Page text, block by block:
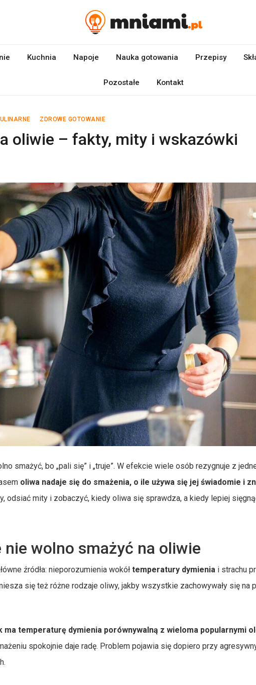
Kuchnia Napoje Nauka gotowania Przepisy
Pozostałe Kontakt
ZDROWE GOTOWANIE
oliwie – fakty, mity i wskazówki
smażyć, bo „pali się” i „truje”. W efekcie wiele osób rezygnuje z
oliwa nadaje się do smażenia, o ile używa się jej świadomie i
odsiać mity i zobaczyć, kiedy oliwa się sprawdza, a kiedy lepiej
nie wolno smażyć na oliwie
źródła: nieporozumienia wokółtemperatury dymienia i strachu
się też różne rodzaje oliwy, jakby wszystkie zachowywały się na
ma temperaturę dymienia porównywalną z wieloma popularnymi
spokojnie daje radę. Problem pojawia się dopiero przy